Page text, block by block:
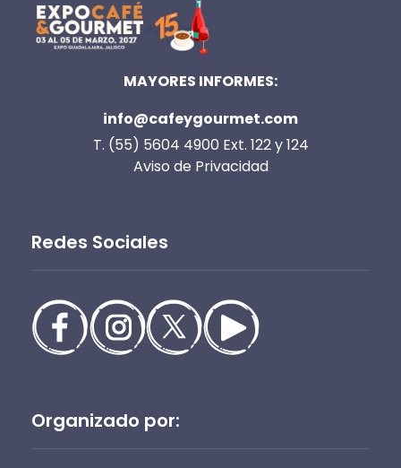
MAYORES INFORMES:
info@cafeygourmet.com
T. (55) 5604 4900 Ext. 122 y 124
Aviso de Privacidad
Redes Sociales
Organizado por: